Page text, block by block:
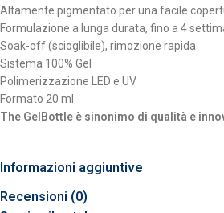
Altamente pigmentato per una facile
Formulazione a lunga durata, fino a 4
Soak-off (scioglibile), rimozione rapida
Sistema 100% Gel
Polimerizzazione LED e UV
Formato 20 ml
The GelBottle è sinonimo di qualità e
Informazioni aggiuntive
Recensioni (0)